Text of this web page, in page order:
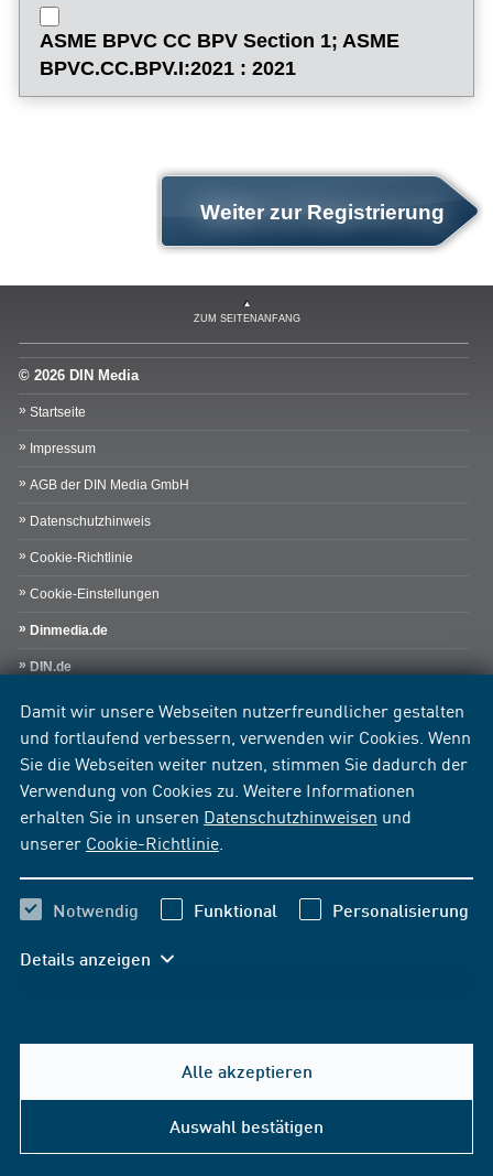
Damit wir unsere Webseiten nutzerfreundlicher gestalten
und fortlaufend verbessern, verwenden wir Cookies. Wenn
Sie die Webseiten weiter nutzen, stimmen Sie dadurch der
Verwendung von Cookies zu. Weitere Informationen
erhalten Sie in unseren Datenschutzhinweisen und
unserer Cookie-Richtlinie
Notwendig Funktional Personalisierung
Details anzeigen
Alle akzeptieren
Auswahl bestätigen
ASME BPVC CC BPV Section 1; ASME
BPVC.CC.BPV.I:2021 : 2021
Weiter zur Registrierung
ZUM SEITENANFANG
© 2026 DIN Media
Startseite
Impressum
AGB der DIN Media GmbH
Datenschutzhinweis
Cookie-Richtlinie
Cookie-Einstellungen
Dinmedia.de
DIN.de
Bleiben Sie auf dem neuesten Stand!
News per Facebook
Hilfe & Kontakt